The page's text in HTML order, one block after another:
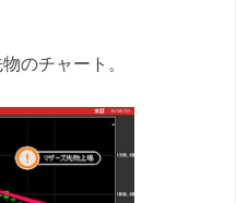
のチャート。